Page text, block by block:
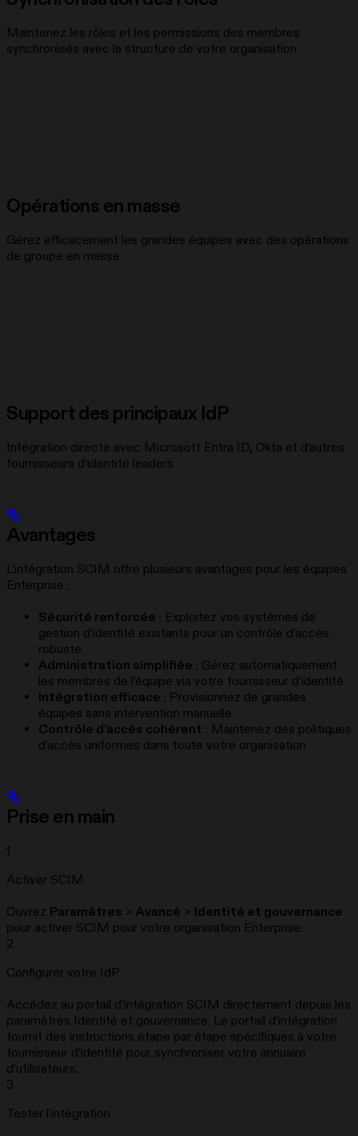
Maintenez les rôles et les permissions des membres
synchronisés avec la structure de votre organisation
Opérations en masse
Gérez efficacement les grandes équipes avec des opérations
de groupe en masse
Support des principaux IdP
Intégration directe avec Microsoft Entra ID, Okta et d’autres
fournisseurs d’identité leaders
Avantages
L’intégration SCIM offre plusieurs avantages pour les équipes
Enterprise :
Sécurité renforcée : Exploitez vos systèmes de
gestion d’identité existants pour un contrôle d’accès
robuste
Administration simplifiée : Gérez automatiquement
les membres de l’équipe via votre fournisseur d’identité
Intégration efficace : Provisionnez de grandes
équipes sans intervention manuelle
Contrôle d’accès cohérent : Maintenez des politiques
d’accès uniformes dans toute votre organisation
Prise en main
1
Activer SCIM
Ouvrez Paramètres > Avancé > Identité et gouvernance
pour activer SCIM pour votre organisation Enterprise.
2
Configurer votre IdP
Accédez au portail d’intégration SCIM directement depuis les
paramètres Identité et gouvernance. Le portail d’intégration
fournit des instructions étape par étape spécifiques à votre
fournisseur d’identité pour synchroniser votre annuaire
d’utilisateurs.
3
Tester l'intégration